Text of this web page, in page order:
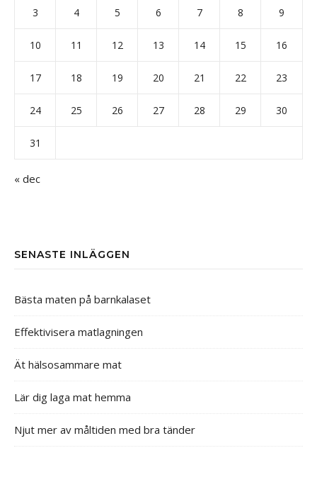
3 4 5 6 7 8 9
10 11 12 13 14 15 16
17 18 19 20 21 22 23
24 25 26 27 28 29 30
31
« dec
SENASTE INLÄGGEN
Bästa maten på barnkalaset
Effektivisera matlagningen
Ät hälsosammare mat
Lär dig laga mat hemma
Njut mer av måltiden med bra tänder